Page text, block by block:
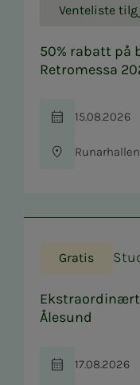
Venteliste
50% rabatt på
Retromessa
Tid
15.08.2026
Sted
Runarhallen
Gratis
Ekstraordinært
Ålesund
Tid
17.08.2026